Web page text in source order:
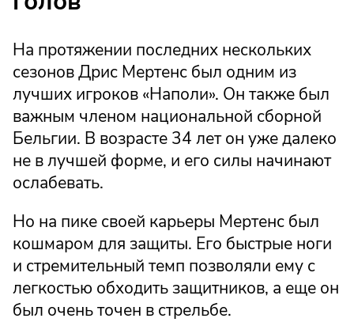
На протяжении последних нескольких
сезонов Дрис Мертенс был одним из
лучших игроков «Наполи». Он также был
важным членом национальной сборной
Бельгии. В возрасте 34 лет он уже далеко
не в лучшей форме, и его силы начинают
ослабевать.
Но на пике своей карьеры Мертенс был
кошмаром для защиты. Его быстрые ноги
и стремительный темп позволяли ему с
легкостью обходить защитников, а еще он
был очень точен в стрельбе.